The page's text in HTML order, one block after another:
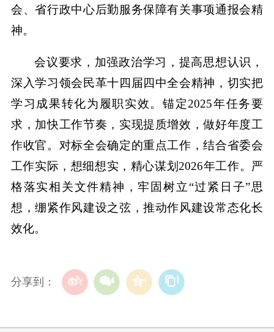
会、省行政中心后勤服务保障有关事项通报会精
神。
会议要求，加强政治学习，提高思想认识，
深入学习领会民革十四届四中全会精神，切实把
学习成果转化为履职实效。锚定2025年任务要
求，加快工作节奏，实现提质增效，做好年度工
作收官。对标全会确定的重点工作，结合省委会
工作实际，想细想实，精心谋划2026年工作。严
格落实相关文件精神，牢固树立“过紧日子”思
想，绷紧作风建设之弦，推动作风建设常态化长
效化。
分享到：